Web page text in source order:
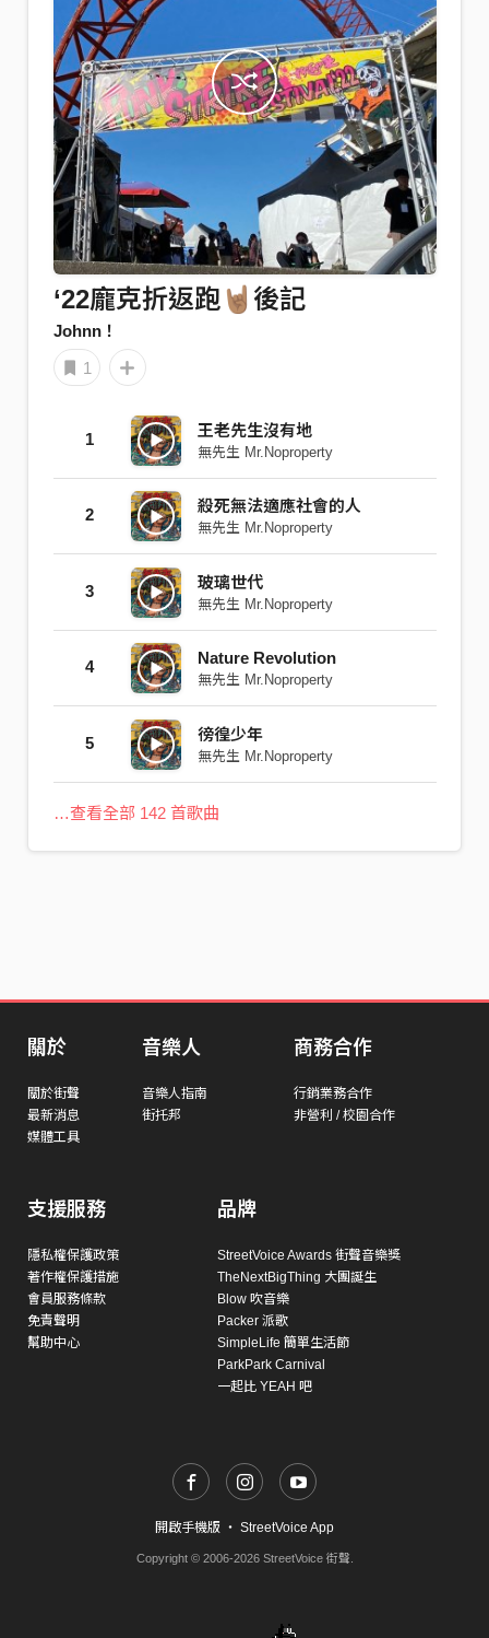
‘22龐克折返跑🤘🏽後記
Johnn！
1
1 王老先生沒有地
無先生 Mr.Noproperty
2 殺死無法適應社會的人
無先生 Mr.Noproperty
3 玻璃世代
無先生 Mr.Noproperty
4 Nature Revolution
無先生 Mr.Noproperty
5 徬徨少年
無先生 Mr.Noproperty
…查看全部 142 首歌曲
關於
關於街聲
最新消息
媒體工具
音樂人
音樂人指南
街托邦
商務合作
行銷業務合作
非營利 / 校園合作
支援服務
隱私權保護政策
著作權保護措施
會員服務條款
免責聲明
幫助中心
品牌
StreetVoice Awards 街聲音樂獎
TheNextBigThing 大團誕生
Blow 吹音樂
Packer 派歌
SimpleLife 簡單生活節
ParkPark Carnival
一起比 YEAH 吧
開啟手機版 ・ StreetVoice App
Copyright © 2006-2026 StreetVoice 街聲.